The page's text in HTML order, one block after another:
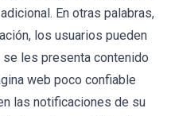
En otras palabras,
los usuarios pueden
les presenta contenido
web poco confiable
las notificaciones de su